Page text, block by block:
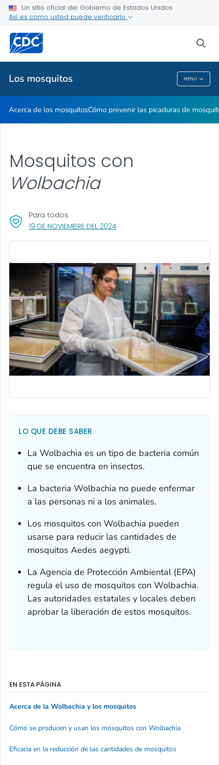
Un sitio oficial del Gobierno de Estados Unidos
Así es como usted puede verificarlo
Los mosquitos MENÚ
Temas relacionados
Los Mosquitos
Acerca de los mosquitosCómo prevenir las picaduras de
19 DE NOVIEMBRE DEL 2024, VISIT LINK FOR DETAILS.
Para todos
Mosquitos con
Wolbachia
LO QUE DEBE SABER
La Wolbachia es un tipo de bacteria común
que se encuentra en insectos.
La bacteria Wolbachia no puede enfermar
a las personas ni a los animales.
Los mosquitos con Wolbachia pueden
usarse para reducir las cantidades de
mosquitos Aedes aegypti.
La Agencia de Protección Ambiental (EPA)
regula el uso de mosquitos con Wolbachia.
Las autoridades estatales y locales deben
aprobar la liberación de estos mosquitos.
EN ESTA PÁGINA
Acerca de la Wolbachia y los mosquitos
Cómo se producen y usan los mosquitos con Wolbachia
Eficacia en la reducción de las cantidades de mosquitos